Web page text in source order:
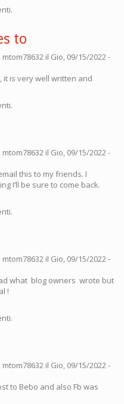
to
mtom78632 il Gio, 09/15/2022 -
it is very well written and
mtom78632 il Gio, 09/15/2022 -
this to my friends. I
I’ll be sure to come back.
mtom78632 il Gio, 09/15/2022 -
what blog owners wrote but
!
mtom78632 il Gio, 09/15/2022 -
to Bebo and also Fb was